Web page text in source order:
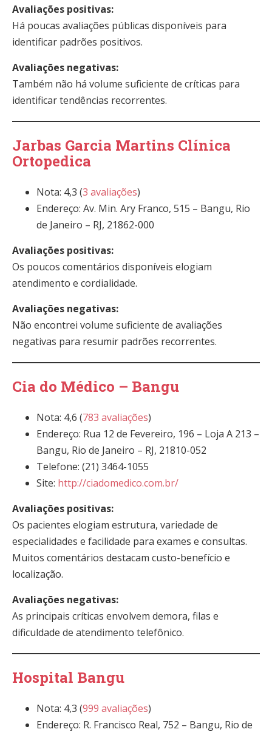
Avaliações positivas:
Há poucas avaliações públicas disponíveis para
identificar padrões positivos.
Avaliações negativas:
Também não há volume suficiente de críticas para
identificar tendências recorrentes.
Jarbas Garcia Martins Clínica
Ortopedica
Nota: 4,3 (3 avaliações)
Endereço: Av. Min. Ary Franco, 515 – Bangu, Rio
de Janeiro – RJ, 21862-000
Avaliações positivas:
Os poucos comentários disponíveis elogiam
atendimento e cordialidade.
Avaliações negativas:
Não encontrei volume suficiente de avaliações
negativas para resumir padrões recorrentes.
Cia do Médico – Bangu
Nota: 4,6 (783 avaliações)
Endereço: Rua 12 de Fevereiro, 196 – Loja A 213 –
Bangu, Rio de Janeiro – RJ, 21810-052
Telefone: (21) 3464-1055
Site: http://ciadomedico.com.br/
Avaliações positivas:
Os pacientes elogiam estrutura, variedade de
especialidades e facilidade para exames e consultas.
Muitos comentários destacam custo-benefício e
localização.
Avaliações negativas:
As principais críticas envolvem demora, filas e
dificuldade de atendimento telefônico.
Hospital Bangu
Nota: 4,3 (999 avaliações)
Endereço: R. Francisco Real, 752 – Bangu, Rio de